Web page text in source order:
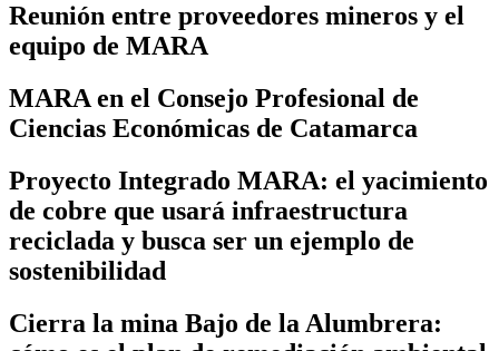
Reunión entre proveedores mineros y el
equipo de MARA
MARA en el Consejo Profesional de
Ciencias Económicas de Catamarca
Proyecto Integrado MARA: el yacimiento
de cobre que usará infraestructura
reciclada y busca ser un ejemplo de
sostenibilidad
Cierra la mina Bajo de la Alumbrera: